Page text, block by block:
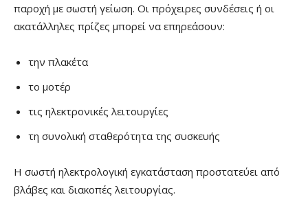
παροχή με σωστή γείωση. Οι πρόχειρες συνδέσεις ή οι
ακατάλληλες πρίζες μπορεί να επηρεάσουν:
την πλακέτα
το μοτέρ
τις ηλεκτρονικές λειτουργίες
τη συνολική σταθερότητα της συσκευής
Η σωστή ηλεκτρολογική εγκατάσταση προστατεύει από
βλάβες και διακοπές λειτουργίας.